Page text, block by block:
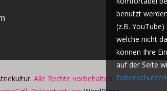
. Alle Rechte vorbehalten.
benutzt
(z.B.
welche nicht
können Ihre
auf der Seite